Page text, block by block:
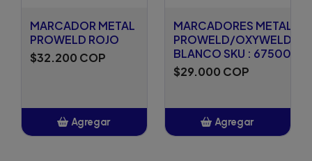
MARCADOR METAL
PROWELD ROJO
$32.200 COP
Agregar
MARCADORES METAL
PROWELD/OXYWELD/
BLANCO SKU :
$29.000 COP
Agregar